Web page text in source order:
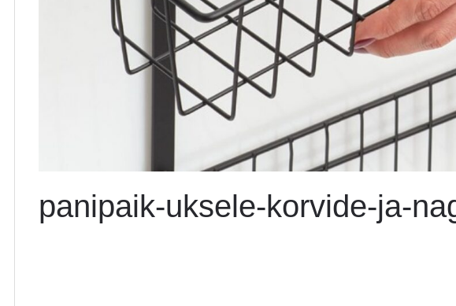
panipaik-uksele-korvide-ja-